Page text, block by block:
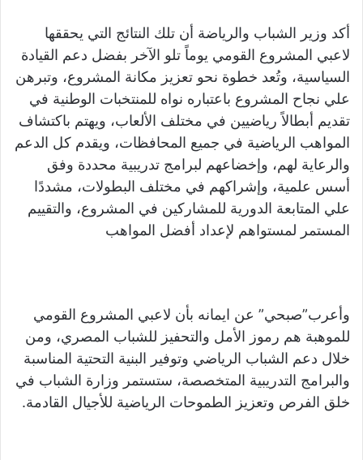
أكد وزير الشباب والرياضة أن تلك النتائج التي يحققها
لاعبي المشروع القومي يوماً تلو الآخر بفضل دعم القيادة
السياسية، وتُعد خطوة نحو تعزيز مكانة المشروع، وتبرهن
علي نجاح المشروع باعتباره نواه للمنتخبات الوطنية في
تقديم أبطالاً رياضيين في مختلف الألعاب، ويهتم باكتشاف
المواهب الرياضية في جميع المحافظات، ويقدم كل الدعم
والرعاية لهم، وإخضاعهم لبرامج تدريبية محددة وفق
أسس علمية، وإشراكهم في مختلف البطولات، مشددًا
علي المتابعة الدورية للمشاركين في المشروع، والتقييم
المستمر لمستواهم لإعداد أفضل المواهب
وأعرب”صبحي” عن ايمانه بأن لاعبي المشروع القومي
للموهبة هم رموز الأمل والتحفيز للشباب المصري، ومن
خلال دعم الشباب الرياضي وتوفير البنية التحتية المناسبة
والبرامج التدريبية المتخصصة، ستستمر وزارة الشباب في
خلق الفرص وتعزيز الطموحات الرياضية للأجيال القادمة.